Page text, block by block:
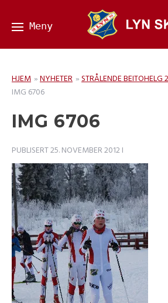
HJEM »NYHETER »STRÅLENDE
IMG 6706
IMG 6706
PUBLISERT25. NOVEMBER 2012I